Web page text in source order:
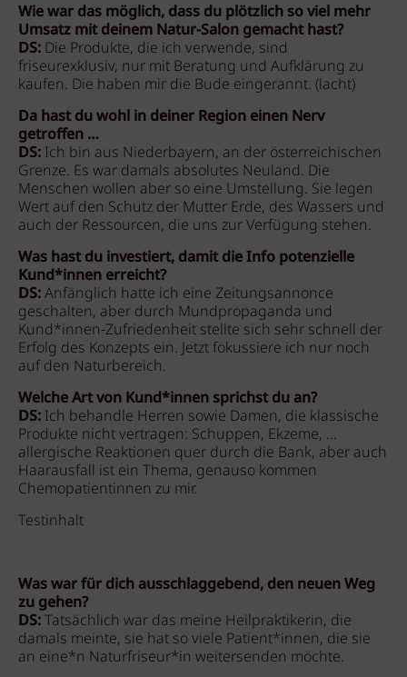
Wie war das möglich, dass du plötzlich so viel mehr
Umsatz mit deinem Natur-Salon gemacht hast?
DS: Die Produkte, die ich verwende, sind
friseurexklusiv, nur mit Beratung und Aufklärung zu
kaufen. Die haben mir die Bude eingerannt. (lacht)
Da hast du wohl in deiner Region einen Nerv
getroffen …
DS: Ich bin aus Niederbayern, an der österreichischen
Grenze. Es war damals absolutes Neuland. Die
Menschen wollen aber so eine Umstellung. Sie legen
Wert auf den Schutz der Mutter Erde, des Wassers und
auch der Ressourcen, die uns zur Verfügung stehen.
Was hast du investiert, damit die Info potenzielle
Kund*innen erreicht?
DS:Anfänglich hatte ich eine Zeitungsannonce
geschalten, aber durch Mundpropaganda und
Kund*innen-Zufriedenheit stellte sich sehr schnell der
Erfolg des Konzepts ein. Jetzt fokussiere ich nur noch
auf den Naturbereich.
Welche Art von Kund*innen sprichst du an?
DS: Ich behandle Herren sowie Damen, die klassische
Produkte nicht vertragen: Schuppen, Ekzeme, …
allergische Reaktionen quer durch die Bank, aber auch
Haarausfall ist ein Thema, genauso kommen
Chemopatientinnen zu mir.
Testinhalt
Was war für dich ausschlaggebend, den neuen Weg
zu gehen?
DS:Tatsächlich war das meine Heilpraktikerin, die
damals meinte, sie hat so viele Patient*innen, die sie
an eine*n Naturfriseur*in weitersenden möchte.